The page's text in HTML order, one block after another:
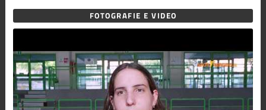
FOTOGRAFIE E VIDEO